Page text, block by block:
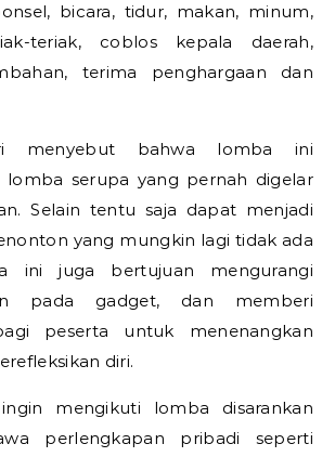
bicara, tidur, makan, minum,
teriak, coblos kepala daerah,
terima penghargaan dan
menyebut bahwa lomba ini
lomba serupa yang pernah digelar
Selain tentu saja dapat menjadi
yang mungkin lagi tidak ada
ini juga bertujuan mengurangi
pada gadget, dan memberi
peserta untuk menenangkan
diri.
mengikuti lomba disarankan
perlengkapan pribadi seperti